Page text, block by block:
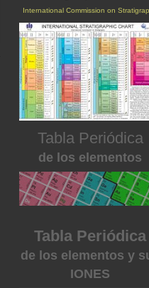
International Commission on
Tabla Periódica
de los elementos
Tabla Periódica
de los elementos y
IONES